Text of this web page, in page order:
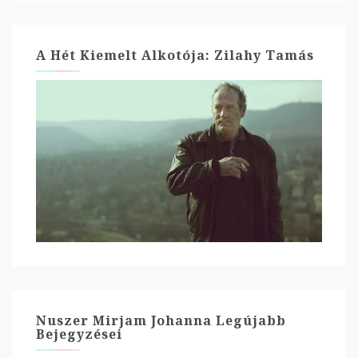
A Hét Kiemelt Alkotója: Zilahy Tamás
Nuszer Mirjam Johanna Legújabb
Bejegyzései